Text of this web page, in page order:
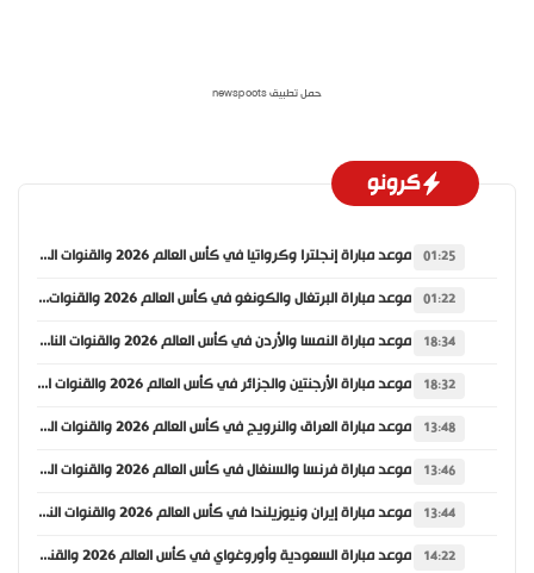
حمل تطبيق newspoots
كرونو
01:25 موعد مباراة إنجلترا وكرواتيا في كأس العالم 2026 والقنوات الناقلة
01:22 موعد مباراة البرتغال والكونغو في كأس العالم 2026 والقنوات الناقلة
18:34 موعد مباراة النمسا والأردن في كأس العالم 2026 والقنوات الناقلة
18:32 موعد مباراة الأرجنتين والجزائر في كأس العالم 2026 والقنوات الناقلة
13:48 موعد مباراة العراق والنرويج في كأس العالم 2026 والقنوات الناقلة
13:46 موعد مباراة فرنسا والسنغال في كأس العالم 2026 والقنوات الناقلة
13:44 موعد مباراة إيران ونيوزيلندا في كأس العالم 2026 والقنوات الناقلة
14:22 موعد مباراة السعودية وأوروغواي في كأس العالم 2026 والقنوات الناقلة